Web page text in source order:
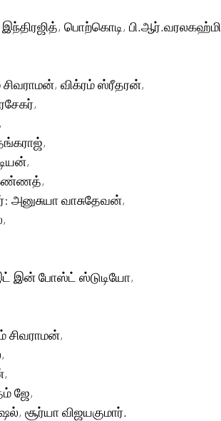
இந்திரஜித், பொற்கொடி, பி.ஆர்.வரலகஹ்மி
சிவராமன், விக்ரம் ஸ்ரீதரன்,
கண்ணத்,
அனுசுயா வாசுதேவன்,
இன் போஸ்ட் ஸ்டுடியோ,
சிவராமன்,
ஜே,
சூர்யா விஜயகுமார்.